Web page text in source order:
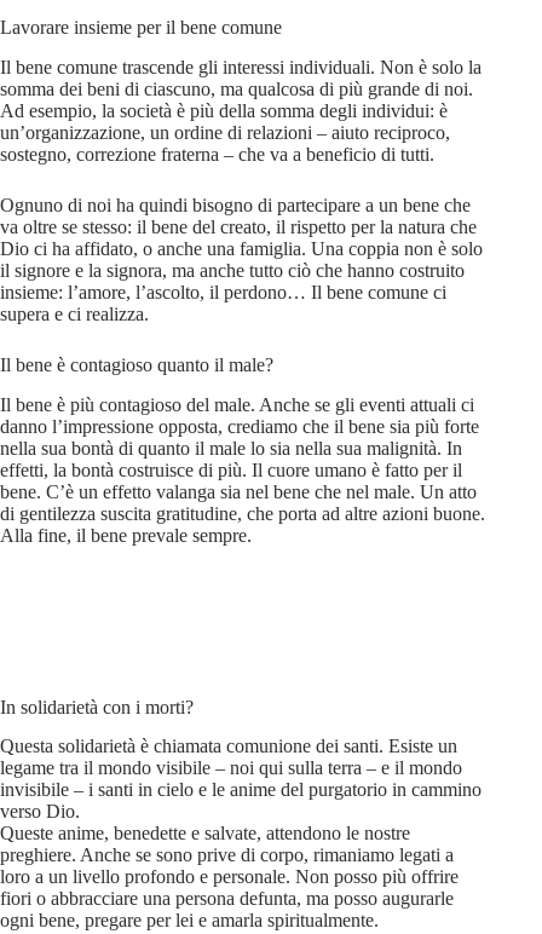
Lavorare insieme per il bene comune
Il bene comune trascende gli interessi individuali. Non è solo la
somma dei beni di ciascuno, ma qualcosa di più grande di noi.
Ad esempio, la società è più della somma degli individui: è
un’organizzazione, un ordine di relazioni – aiuto reciproco,
sostegno, correzione fraterna – che va a beneficio di tutti.
Ognuno di noi ha quindi bisogno di partecipare a un bene che
va oltre se stesso: il bene del creato, il rispetto per la natura che
Dio ci ha affidato, o anche una famiglia. Una coppia non è solo
il signore e la signora, ma anche tutto ciò che hanno costruito
insieme: l’amore, l’ascolto, il perdono… Il bene comune ci
supera e ci realizza.
Il bene è contagioso quanto il male?
Il bene è più contagioso del male. Anche se gli eventi attuali ci
danno l’impressione opposta, crediamo che il bene sia più forte
nella sua bontà di quanto il male lo sia nella sua malignità. In
effetti, la bontà costruisce di più. Il cuore umano è fatto per il
bene. C’è un effetto valanga sia nel bene che nel male. Un atto
di gentilezza suscita gratitudine, che porta ad altre azioni buone.
Alla fine, il bene prevale sempre.
In solidarietà con i morti?
Questa solidarietà è chiamata comunione dei santi. Esiste un
legame tra il mondo visibile – noi qui sulla terra – e il mondo
invisibile – i santi in cielo e le anime del purgatorio in cammino
verso Dio.
Queste anime, benedette e salvate, attendono le nostre
preghiere. Anche se sono prive di corpo, rimaniamo legati a
loro a un livello profondo e personale. Non posso più offrire
fiori o abbracciare una persona defunta, ma posso augurarle
ogni bene, pregare per lei e amarla spiritualmente.